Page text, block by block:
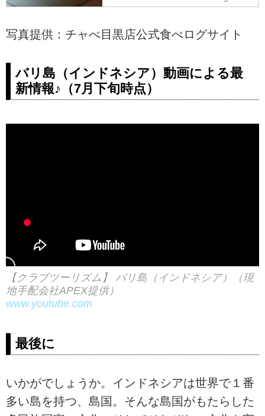
写真提供：チャべ目黒店公式食べログサイト
バリ島（インドネシア）動画による最
新情報♪（7月下旬時点）
【クラブツーリズム】 バリ島（インドネシア）（現
地手配会社APEX提供）
www.youtube.com
最後に
いかがでしょうか。インドネシアは世界で１番
多い島を持つ、島国。そんな島国がもたらした